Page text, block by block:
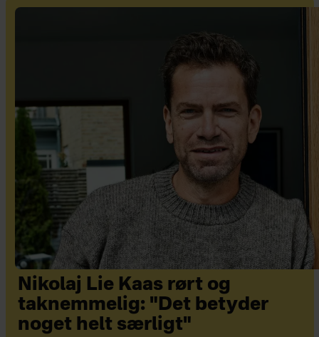
Nikolaj Lie Kaas rørt og
taknemmelig: "Det betyder
noget helt særligt"